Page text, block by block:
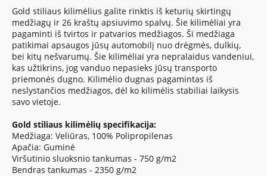
Gold stiliaus kilimėlius galite rinktis iš keturių skirtingų
medžiagų ir 26 kraštų apsiuvimo spalvų. Šie kilimėliai yra
pagaminti iš tvirtos ir patvarios medžiagos. Ši medžiaga
patikimai apsaugos jūsų automobilį nuo drėgmės, dulkių,
bei kitų nešvarumų. Šie kilimėliai yra nepralaidus vandeniui,
kas užtikrins, jog vanduo nepasieks jūsų transporto
priemonės dugno. Kilimėlio dugnas pagamintas iš
neslystančios medžiagos, dėl ko kilimėlis stabiliai laikysis
savo vietoje.
Gold stiliaus kilimėlių specifikacija:
Medžiaga: Veliūras, 100% Polipropilenas
Apačia: Guminė
Viršutinio sluoksnio tankumas - 750 g/m2
Bendras tankumas - 2350 g/m2